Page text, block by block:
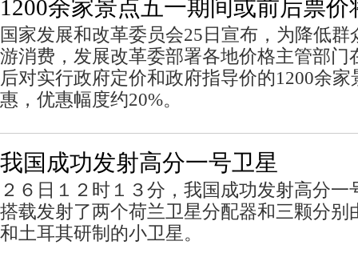
1200余家景点五一期间或前后票价
国家发展和改革委员会25日宣布，为降低
游消费，发展改革委部署各地价格主管部门
后对实行政府定价和政府指导价的1200余
惠，优惠幅度约20%。
我国成功发射高分一号卫星
２６日１２时１３分，我国成功发射高分
搭载发射了两个荷兰卫星分配器和三颗分别
和土耳其研制的小卫星。